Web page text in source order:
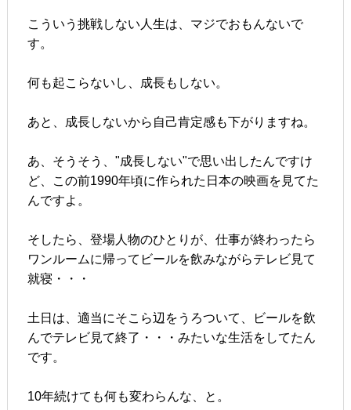
こういう挑戦しない人生は、マジでおもんないで
す。
何も起こらないし、成長もしない。
あと、成長しないから自己肯定感も下がりますね。
あ、そうそう、"成長しない"で思い出したんですけ
ど、この前1990年頃に作られた日本の映画を見てた
んですよ。
そしたら、登場人物のひとりが、仕事が終わったら
ワンルームに帰ってビールを飲みながらテレビ見て
就寝・・・
土日は、適当にそこら辺をうろついて、ビールを飲
んでテレビ見て終了・・・みたいな生活をしてたん
です。
10年続けても何も変わらんな、と。